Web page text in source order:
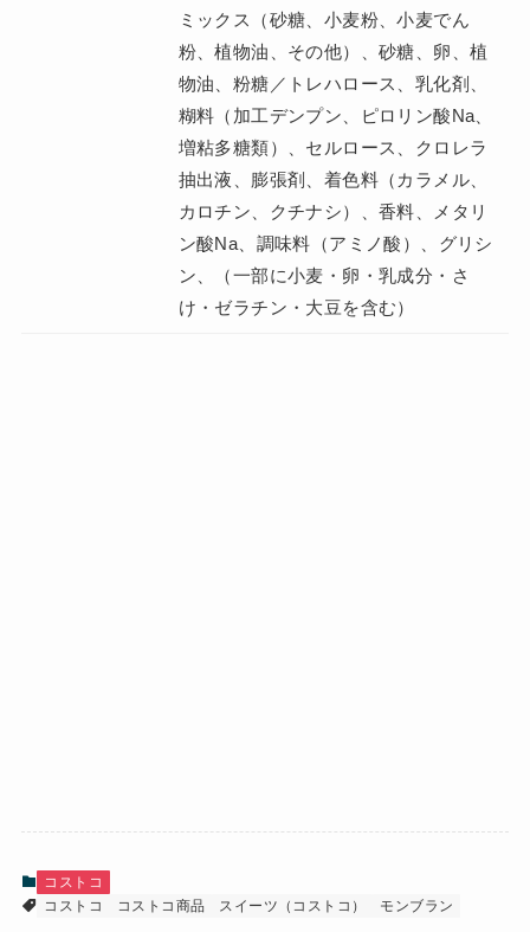
ミックス（砂糖、小麦粉、小麦でん
粉、植物油、その他）、砂糖、卵、植
物油、粉糖／トレハロース、乳化剤、
糊料（加工デンプン、ピロリン酸Na、
増粘多糖類）、セルロース、クロレラ
抽出液、膨張剤、着色料（カラメル、
カロチン、クチナシ）、香料、メタリ
ン酸Na、調味料（アミノ酸）、グリシ
ン、（一部に小麦・卵・乳成分・さ
け・ゼラチン・大豆を含む）
コストコ
コストコ
コストコ商品 スイーツ（コストコ） モンブラン